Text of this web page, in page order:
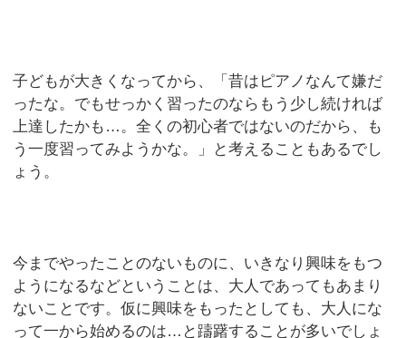
子どもが大きくなってから、「昔はピアノなんて嫌だ
ったな。でもせっかく習ったのならもう少し続ければ
上達したかも…。全くの初心者ではないのだから、も
う一度習ってみようかな。」と考えることもあるでし
ょう。
今までやったことのないものに、いきなり興味をもつ
ようになるなどということは、大人であってもあまり
ないことです。仮に興味をもったとしても、大人にな
って一から始めるのは…と躊躇することが多いでしょ